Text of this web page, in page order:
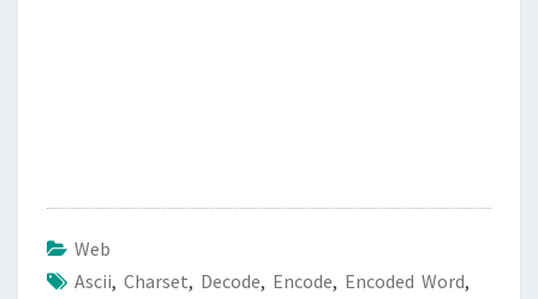
Web
Ascii, Charset, Decode, Encode, Encoded Word,